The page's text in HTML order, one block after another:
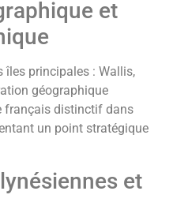
et
îles principales : Wallis,
géographique
français distinctif dans
un point stratégique
et